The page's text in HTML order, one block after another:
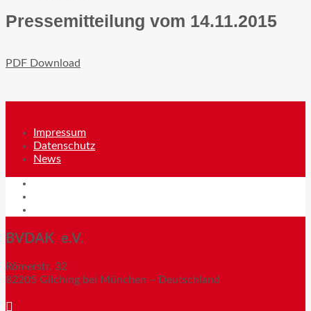
Pressemitteilung vom 14.11.2015
PDF Download
Impressum
Datenschutz
News
BVDAK e.V.
Römerstr. 32
82205 Gilching bei München – Deutschland
